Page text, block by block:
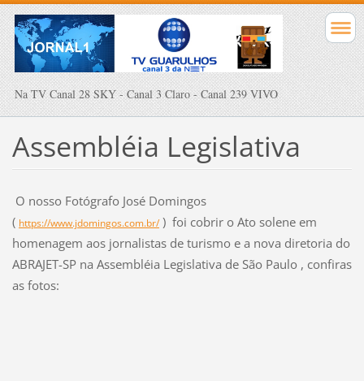
Na TV Canal 28 SKY - Canal 3 Claro - Canal 239 VIVO
Assembléia Legislativa
O nosso Fotógrafo José Domingos
( https://www.jdomingos.com.br/) foi cobrir o Ato solene em
homenagem aos jornalistas de turismo e a nova diretoria do
ABRAJET-SP na Assembléia Legislativa de São Paulo , confiras
as fotos: